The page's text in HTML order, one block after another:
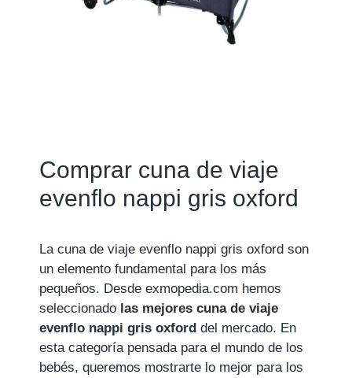
Comprar cuna de viaje
evenflo nappi gris oxford
La cuna de viaje evenflo nappi gris oxford son
un elemento fundamental para los más
pequeños. Desde exmopedia.com hemos
seleccionado las mejores cuna de viaje
evenflo nappi gris oxford del mercado. En
esta categoría pensada para el mundo de los
bebés, queremos mostrarte lo mejor para los